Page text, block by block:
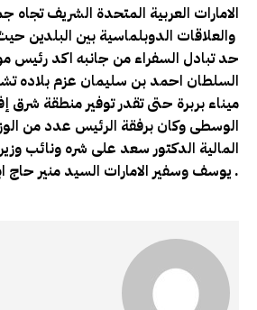
الامارات العربية المتحدة الشريف تجاه
والعلاقات الدوبلماسية بين البلدين
حد تبادل السفراء من جانبه اكد رئيس
السلطان احمد بن سليمان عزم بلاده
ميناء بربرة حتى تقدر توفير منطقة شرق
الوسطى وكان برفقة الرئيس عدد من
المالية الدكتور سعد على شره ونائب
يوسف وسفير الامارات السيد منير حاج ابوسته .